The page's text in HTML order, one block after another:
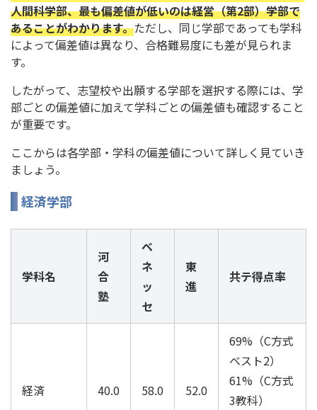
人間科学部、最も偏差値が低いのは経営（第2部）学部で
あることがわかります。ただし、同じ学部であっても学科
によって偏差値は異なり、合格難易度にも差が見られま
す。
したがって、志望校や出願する学部を選択する際には、学
部ごとの偏差値に加えて学科ごとの偏差値も確認すること
が重要です。
ここからは各学部・学科の偏差値について詳しく見ていき
ましょう。
経済学部
学科名
河
合
塾
ベ
ネ
ッ
セ
東
進
共テ得点率
経済 40.0 58.0 52.0
69%（C方式
ベスト2）
61%（C方式
3教科）